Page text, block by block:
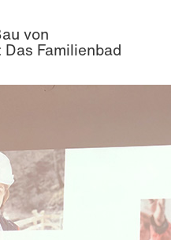
von
Familienbad